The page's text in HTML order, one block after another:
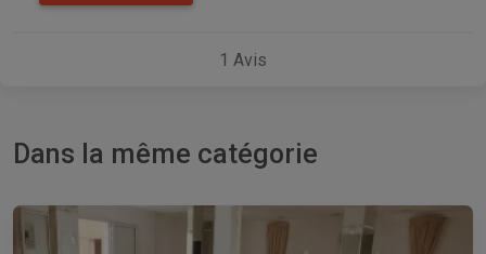
1 Avis
Dans la même catégorie